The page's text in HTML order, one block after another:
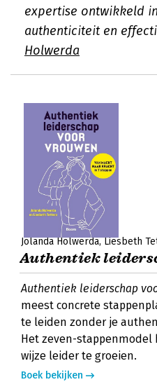
expertise ontwikkeld
authenticiteit en
Holwerda
Jolanda Holwerda Liesbeth
Authentiek
Authentiek leiderschap
meest concrete
te leiden zonder je
Het zeven-
wijze leider te groeien.
Boek bekijken